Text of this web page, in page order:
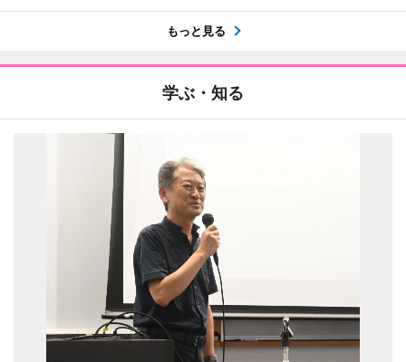
もっと見る
学ぶ・知る